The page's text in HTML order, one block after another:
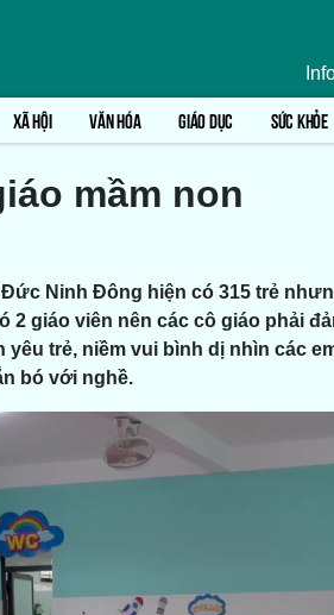
XÃ HỘI VĂN HÓA GIÁO DỤC SỨC KHỎE
mầm non
Ninh Đông hiện có 315 trẻ
2 giáo viên nên các cô giáo phải
yêu trẻ, niềm vui bình dị nhìn các
bó với nghề.